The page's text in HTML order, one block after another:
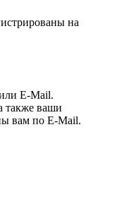
на
E-Mail.
также ваши
вам по E-Mail.